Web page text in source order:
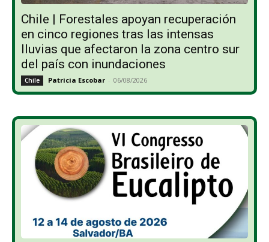
Chile | Forestales apoyan recuperación
en cinco regiones tras las intensas
lluvias que afectaron la zona centro sur
del país con inundaciones
Chile Patricia Escobar - 06/08/2026